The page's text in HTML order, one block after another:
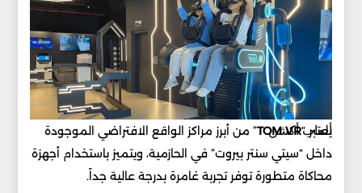
ألعاب أكشن
يعتبر “ TOM VR
” من أبرز مراكز الواقع الافتراضي الموجودة
داخل “سيتي سنتر بيروت” في الحازمية، ويتميز باستخدام أجهزة
محاكاة متطورة توفر تجربة غامرة بدرجة عالية جداً.